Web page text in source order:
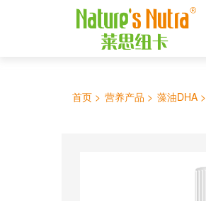
首页 > 营养产品 > 藻油DHA >